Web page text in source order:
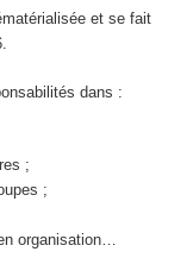
et se fait
dans :
;
;
organisation…